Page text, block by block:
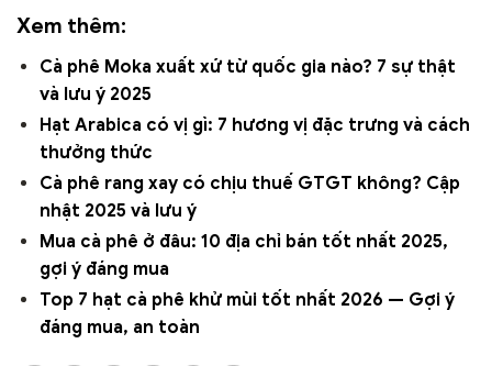
Xem thêm:
Cà phê Moka xuất xứ từ quốc gia nào? 7 sự thật
và lưu ý 2025
Hạt Arabica có vị gì: 7 hương vị đặc trưng và cách
thưởng thức
Cà phê rang xay có chịu thuế GTGT không? Cập
nhật 2025 và lưu ý
Mua cà phê ở đâu: 10 địa chỉ bán tốt nhất 2025,
gợi ý đáng mua
Top 7 hạt cà phê khử mùi tốt nhất 2026 — Gợi ý
đáng mua, an toàn